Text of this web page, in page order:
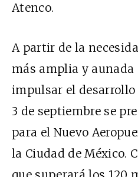
Atenco.
A partir de la
más amplia y aunada
impulsar el
3 de septiembre se
para el Nuevo
la Ciudad de México.